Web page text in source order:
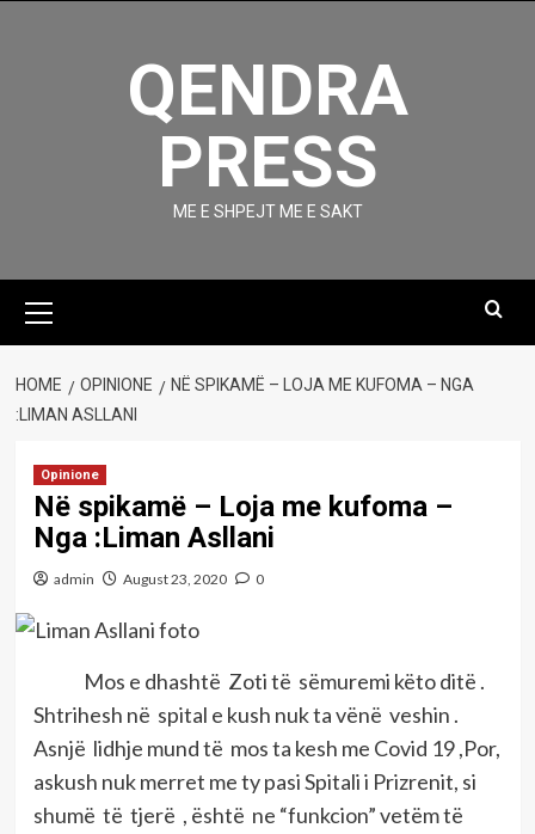
QENDRA
PRESS
ME E SHPEJT ME E SAKT
Menu
HOME OPINIONE
NË SPIKAMË – LOJA ME KUFOMA – NGA
:LIMAN ASLLANI
Opinione
Në spikamë – Loja me kufoma –
Nga :Liman Asllani
admin August 23, 2020 0
Mos e dhashtë Zoti të sëmuremi këto ditë .
Shtrihesh në spital e kush nuk ta vënë veshin .
Asnjë lidhje mund të mos ta kesh me Covid 19 ,Por,
askush nuk merret me ty pasi Spitali i Prizrenit, si
shumë të tjerë , është ne “funkcion” vetëm të